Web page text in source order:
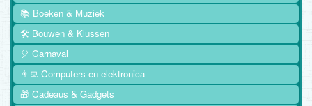
📚 Boeken & Muziek
🛠️ Bouwen & Klussen
🎈 Carnaval
👨‍💻 Computers en elektronica
🎁 Cadeaus & Gadgets